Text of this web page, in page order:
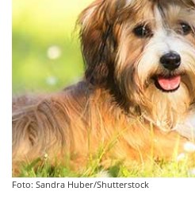
Foto: Sandra Huber/Shutterstock